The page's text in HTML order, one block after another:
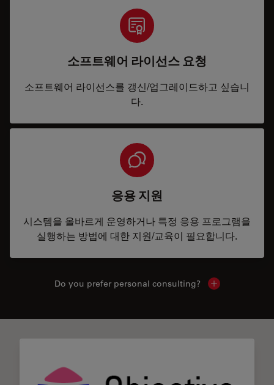
소프트웨어 라이선스 요청
소프트웨어 라이선스를 갱신/업그레이드하고 싶습니
다.
응용 지원
시스템을 올바르게 운영하거나 특정 응용 프로그램을
실행하는 방법에 대한 지원/교육이 필요합니다.
Do you prefer personal consulting? Show local